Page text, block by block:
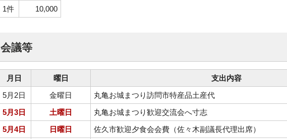
1件
10,000
会議等
月日 曜日 支出内容
5月2日
金曜日 丸亀お城まつり訪問市特産品土産代
5月3日
土曜日 丸亀お城まつり歓迎交流会へ寸志
5月4日
日曜日 佐久市歓迎夕食会会費（佐々木副議長代理出席）